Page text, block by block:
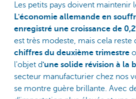
Les petits pays doivent maintenir
L'économie allemande en
enregistré une croissance de
est très modeste, mais cela reste
chiffres du deuxième trimestre
l'objet d'une solide révision à la
secteur manufacturier chez nos
se montre guère brillante. Avec